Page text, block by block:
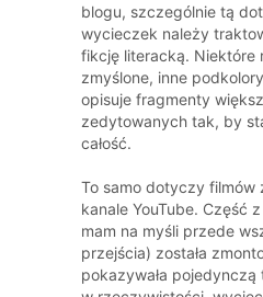
blogu, szczególnie tą
wycieczek należy
fikcję literacką. Niektóre
zmyślone, inne
opisuje fragmenty
zedytowanych tak, by
całość.
To samo dotyczy filmów
kanale YouTube. Część
mam na myśli przede
przejścia) została
pokazywała